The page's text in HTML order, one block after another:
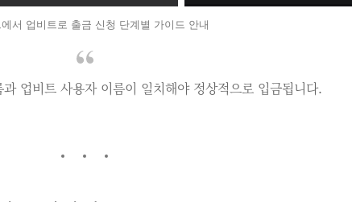
서 업비트로 출금 신청 단계별 가이드 안내
업비트 사용자 이름이 일치해야 정상적으로 입금됩니다.